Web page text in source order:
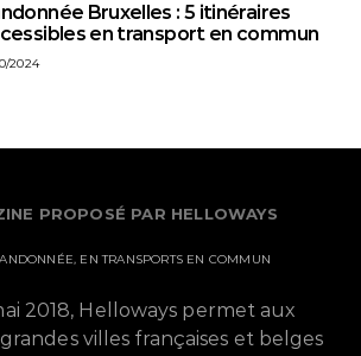
Bruxelles : 5 itinéraires
en transport en commun
2024
PROPOSÉ PAR HELLOWAYS
EN TRANSPORTS EN COMMUN
2018, Helloways permet aux
villes françaises et belges